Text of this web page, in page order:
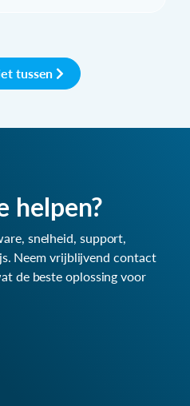
tussen
helpen?
snelheid, support,
Neem vrijblijvend contact
de beste oplossing voor